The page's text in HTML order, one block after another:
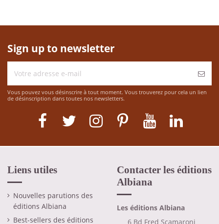
Sign up to newsletter
Vous pouvez vous désinscrire à tout moment. Vous trouverez pour cela un lien
de désinscription dans toutes nos newsletters.
Liens utiles
Nouvelles parutions des
éditions Albiana
Best-sellers des éditions
Contacter les éditions
Albiana
Les éditions Albiana
6 Bd Fred Scamaroni